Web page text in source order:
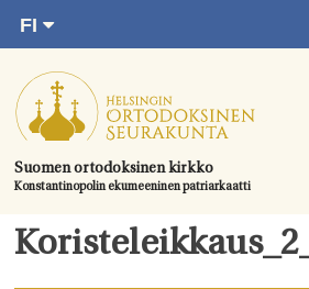
suoraan
sisältöön.
Suomen ortodoksinen kirkko
Konstantinopolin ekumeeninen patriarkaatti
FI
SV
EN
UA
Etusivu
Ajankohtaista
Juhlat & toimitukset
Kirkot